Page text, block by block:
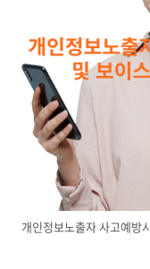
개인정보노출자 사고예방